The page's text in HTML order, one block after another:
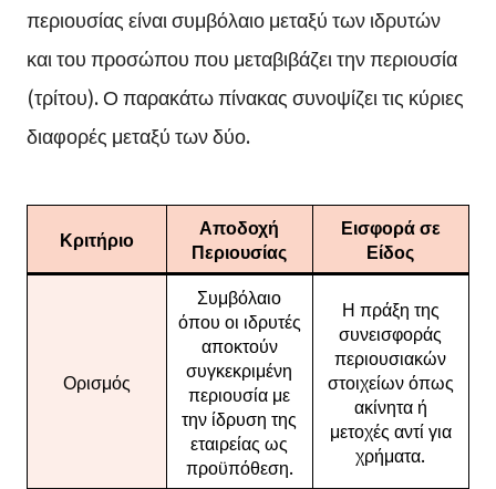
περιουσίας είναι συμβόλαιο μεταξύ των ιδρυτών
και του προσώπου που μεταβιβάζει την περιουσία
(τρίτου). Ο παρακάτω πίνακας συνοψίζει τις κύριες
διαφορές μεταξύ των δύο.
Κριτήριο
Αποδοχή
Περιουσίας
Εισφορά σε
Είδος
Ορισμός
Συμβόλαιο
όπου οι ιδρυτές
αποκτούν
συγκεκριμένη
περιουσία με
την ίδρυση της
εταιρείας ως
προϋπόθεση.
Η πράξη της
συνεισφοράς
περιουσιακών
στοιχείων όπως
ακίνητα ή
μετοχές αντί για
χρήματα.